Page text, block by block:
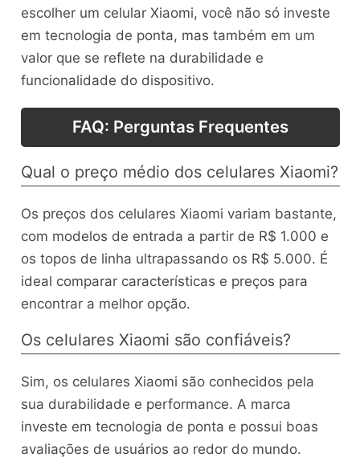
escolher um celular Xiaomi, você não só investe
em tecnologia de ponta, mas também em um
valor que se reflete na durabilidade e
funcionalidade do dispositivo.
FAQ: Perguntas Frequentes
Qual o preço médio dos celulares Xiaomi?
Os preços dos celulares Xiaomi variam bastante,
com modelos de entrada a partir de R$ 1.000 e
os topos de linha ultrapassando os R$ 5.000. É
ideal comparar características e preços para
encontrar a melhor opção.
Os celulares Xiaomi são confiáveis?
Sim, os celulares Xiaomi são conhecidos pela
sua durabilidade e performance. A marca
investe em tecnologia de ponta e possui boas
avaliações de usuários ao redor do mundo.